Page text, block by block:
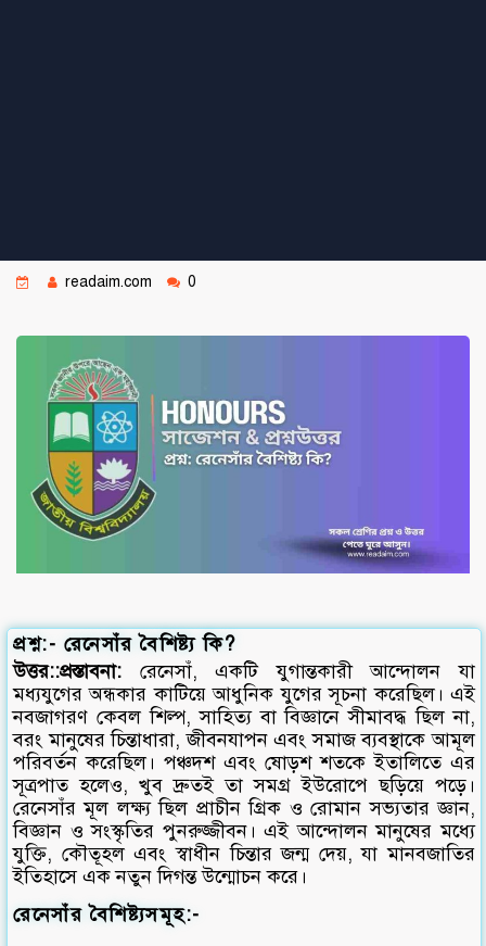
readaim.com 0
প্রশ্ন:- রেনেসাঁর বৈশিষ্ট্য কি?
উত্তর::প্রস্তাবনা: রেনেসাঁ, একটি যুগান্তকারী আন্দোলন যা
মধ্যযুগের অন্ধকার কাটিয়ে আধুনিক যুগের সূচনা করেছিল। এই
নবজাগরণ কেবল শিল্প, সাহিত্য বা বিজ্ঞানে সীমাবদ্ধ ছিল না,
বরং মানুষের চিন্তাধারা, জীবনযাপন এবং সমাজ ব্যবস্থাকে আমূল
পরিবর্তন করেছিল। পঞ্চদশ এবং ষোড়শ শতকে ইতালিতে এর
সূত্রপাত হলেও, খুব দ্রুতই তা সমগ্র ইউরোপে ছড়িয়ে পড়ে।
রেনেসাঁর মূল লক্ষ্য ছিল প্রাচীন গ্রিক ও রোমান সভ্যতার জ্ঞান,
বিজ্ঞান ও সংস্কৃতির পুনরুজ্জীবন। এই আন্দোলন মানুষের মধ্যে
যুক্তি, কৌতূহল এবং স্বাধীন চিন্তার জন্ম দেয়, যা মানবজাতির
ইতিহাসে এক নতুন দিগন্ত উন্মোচন করে।
রেনেসাঁর বৈশিষ্ট্যসমূহ:-